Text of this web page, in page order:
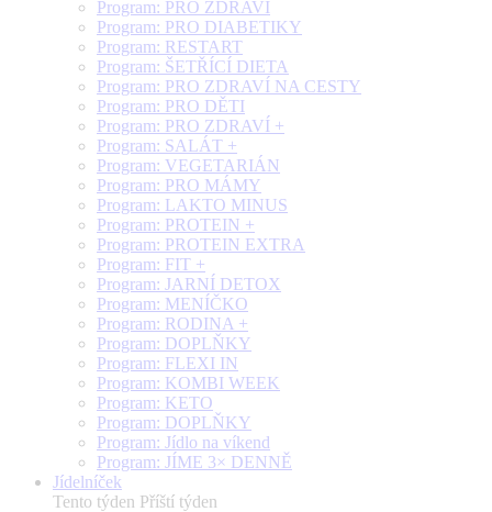
Program: PRO ZDRAVÍ
Program: PRO DIABETIKY
Program: RESTART
Program: ŠETŘÍCÍ DIETA
Program: PRO ZDRAVÍ NA CESTY
Program: PRO DĚTI
Program: PRO ZDRAVÍ +
Program: SALÁT +
Program: VEGETARIÁN
Program: PRO MÁMY
Program: LAKTO MINUS
Program: PROTEIN +
Program: PROTEIN EXTRA
Program: FIT +
Program: JARNÍ DETOX
Program: MENÍČKO
Program: RODINA +
Program: DOPLŇKY
Program: FLEXI IN
Program: KOMBI WEEK
Program: KETO
Program: DOPLŇKY
Program: Jídlo na víkend
Program: JÍME 3× DENNĚ
Jídelníček
Tento týden Příští týden